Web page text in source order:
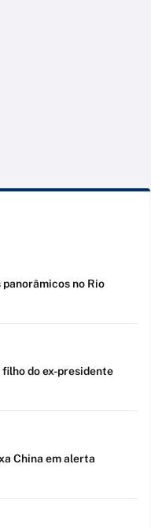
no Rio
filho do ex-presidente
China em alerta